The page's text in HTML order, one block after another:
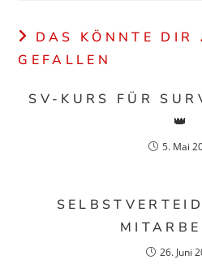
DAS KÖNNTE DIR
GEFALLEN
SV-KURS FÜR
👑
5. Mai
26. Juni